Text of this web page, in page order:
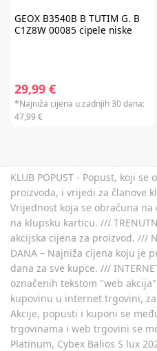
GEOXB3540B B TUTIM G. B
C1Z8W 00085 cipele niske
29,99 €
*Najniža cijena u zadnjih 30 dana:
47,99 €
KLUB POPUST - Popust, koji
proizvoda, i vrijedi za članove
Vrijednost koja se obračuna
na klupsku karticu. ///
akcijska cijena za proizvod. ///
DANA – Najniža cijena koju je
dana za sve kupce. ///
označenih tekstom "web
kupovinu u internet trgovini,
Akcije, popusti i kuponi se
trgovinama i web trgovini se
Platinum, Cybex Balios S lux